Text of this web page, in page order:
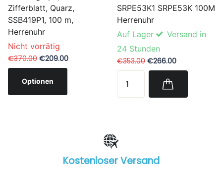
Zifferblatt, Quarz,
SSB419P1, 100 m,
Herrenuhr
Nicht vorrätig
€370.00 €209.00
Optionen
SRPE53K1 SRPE53K 100M
Herrenuhr
Auf Lager
Versand in
24 Stunden
€353.00 €266.00
Kostenloser Versand